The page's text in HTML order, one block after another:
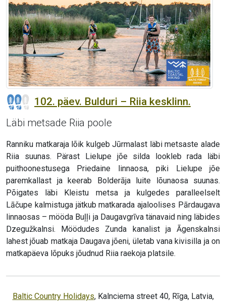
102. päev. Bulduri – Riia kesklinn.
Läbi metsade Riia poole
Ranniku matkaraja lõik kulgeb Jūrmalast läbi metsaste alade
Riia suunas. Pärast Lielupe jõe silda lookleb rada läbi
puithoonestusega Priedaine linnaosa, piki Lielupe jõe
paremkallast ja keerab Bolderāja luite lõunaosa suunas.
Põigates läbi Kleistu metsa ja kulgedes paralleelselt
Lāčupe kalmistuga jätkub matkarada ajaloolises Pārdaugava
linnaosas – mööda Buļļi ja Daugavgrīva tänavaid ning läbides
Dzegužkalnsi. Möödudes Zunda kanalist ja Āgenskalnsi
lahest jõuab matkaja Daugava jõeni, ületab vana kivisilla ja on
matkapäeva lõpuks jõudnud Riia raekoja platsile.
Baltic Country Holidays, Kalnciema street 40, Rīga, Latvia,